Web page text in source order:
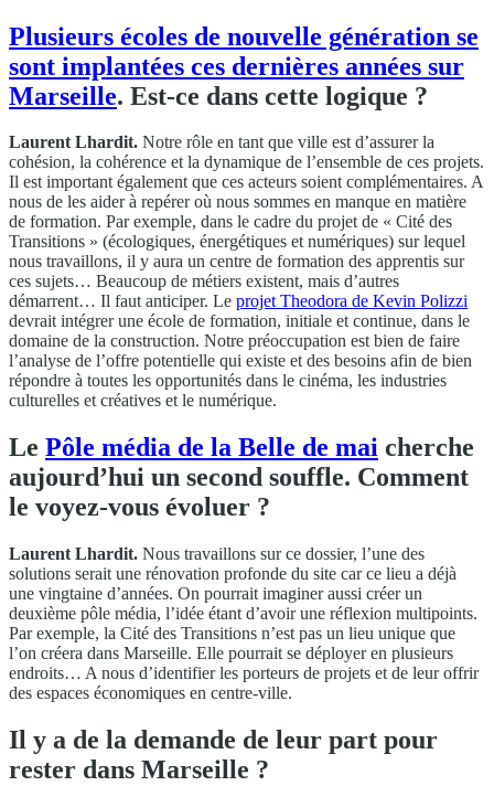
Plusieurs écoles de nouvelle génération se
sont implantées ces dernières années sur
Marseille. Est-ce dans cette logique ?
Laurent Lhardit. Notre rôle en tant que ville est d’assurer la
cohésion, la cohérence et la dynamique de l’ensemble de ces projets.
Il est important également que ces acteurs soient complémentaires. A
nous de les aider à repérer où nous sommes en manque en matière
de formation. Par exemple, dans le cadre du projet de « Cité des
Transitions » (écologiques, énergétiques et numériques) sur lequel
nous travaillons, il y aura un centre de formation des apprentis sur
ces sujets… Beaucoup de métiers existent, mais d’autres
démarrent… Il faut anticiper. Le projet Theodora de Kevin Polizzi
devrait intégrer une école de formation, initiale et continue, dans le
domaine de la construction. Notre préoccupation est bien de faire
l’analyse de l’offre potentielle qui existe et des besoins afin de bien
répondre à toutes les opportunités dans le cinéma, les industries
culturelles et créatives et le numérique.
Le Pôle média de la Belle de mai cherche
aujourd’hui un second souffle. Comment
le voyez-vous évoluer ?
Laurent Lhardit. Nous travaillons sur ce dossier, l’une des
solutions serait une rénovation profonde du site car ce lieu a déjà
une vingtaine d’années. On pourrait imaginer aussi créer un
deuxième pôle média, l’idée étant d’avoir une réflexion multipoints.
Par exemple, la Cité des Transitions n’est pas un lieu unique que
l’on créera dans Marseille. Elle pourrait se déployer en plusieurs
endroits… A nous d’identifier les porteurs de projets et de leur offrir
des espaces économiques en centre-ville.
Il y a de la demande de leur part pour
rester dans Marseille ?